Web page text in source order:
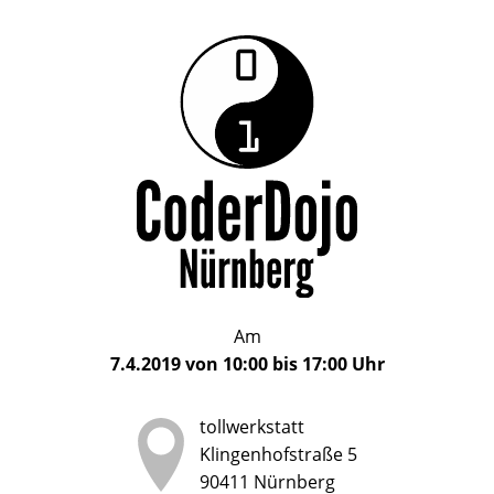
CoderDojo
Nürnberg
Das
CoderDojo
Nürnberg
ein
Club
für
Kinder
und
Jugendliche
Alter
bis
17
Am
7.4.2019von 10:00bis 17:00Uhr
tollwerkstatt
Klingenhofstraße 5
90411 Nürnberg